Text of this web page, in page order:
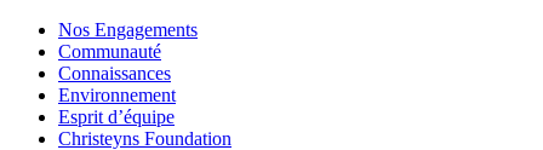
Nos Engagements
Communauté
Connaissances
Environnement
Esprit d’équipe
Christeyns Foundation